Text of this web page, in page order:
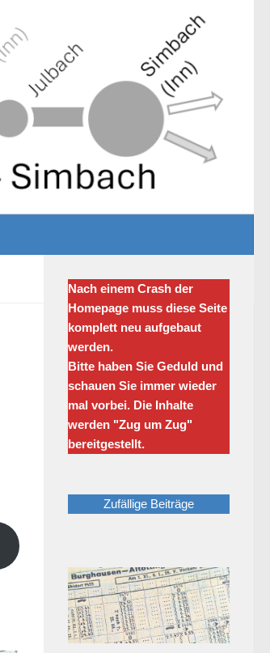
Nach einem Crash der
Homepage muss diese Seite
komplett neu aufgebaut
werden.
Bitte haben Sie Geduld und
schauen Sie immer wieder
mal vorbei. Die Inhalte
werden "Zug um Zug"
bereitgestellt.
Zufällige Beiträge